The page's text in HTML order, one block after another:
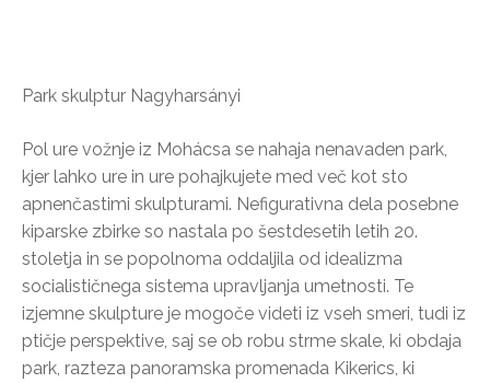
Park skulptur Nagyharsányi
Pol ure vožnje iz Mohácsa se nahaja nenavaden park,
kjer lahko ure in ure pohajkujete med več kot sto
apnenčastimi skulpturami. Nefigurativna dela posebne
kiparske zbirke so nastala po šestdesetih letih 20.
stoletja in se popolnoma oddaljila od idealizma
socialističnega sistema upravljanja umetnosti. Te
izjemne skulpture je mogoče videti iz vseh smeri, tudi iz
ptičje perspektive, saj se ob robu strme skale, ki obdaja
park, razteza panoramska promenada Kikerics, ki